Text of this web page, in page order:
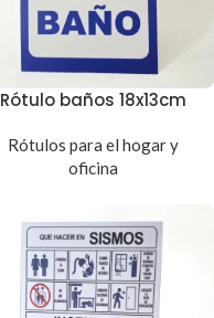
Rótulo baños 18x13cm
Rótulos para el hogar y
oficina